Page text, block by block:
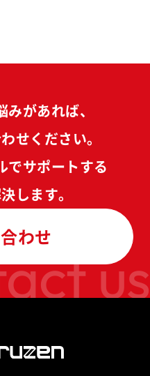
us
があれば、
せください。
でサポートする
します。
わせ